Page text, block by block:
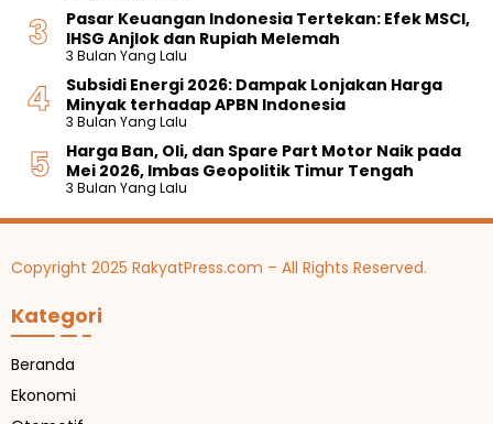
Pasar Keuangan Indonesia Tertekan: Efek MSCI,
IHSG Anjlok dan Rupiah Melemah
3 Bulan Yang Lalu
Subsidi Energi 2026: Dampak Lonjakan Harga
Minyak terhadap APBN Indonesia
3 Bulan Yang Lalu
Harga Ban, Oli, dan Spare Part Motor Naik pada
Mei 2026, Imbas Geopolitik Timur Tengah
3 Bulan Yang Lalu
Copyright 2025 RakyatPress.com – All Rights Reserved.
Kategori
Beranda
Ekonomi